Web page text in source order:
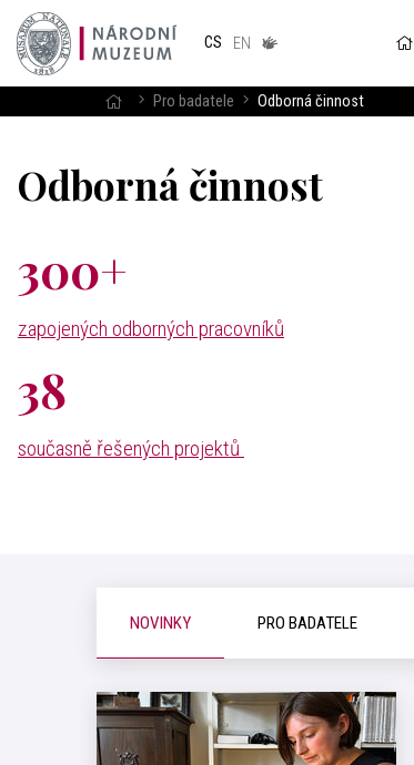
CS EN
v českém
Pro badatele Odborná činnost
Odborná činnost
300+
zapojených odborných pracovníků
38
současně řešených projektů
NOVINKY PRO BADATELE